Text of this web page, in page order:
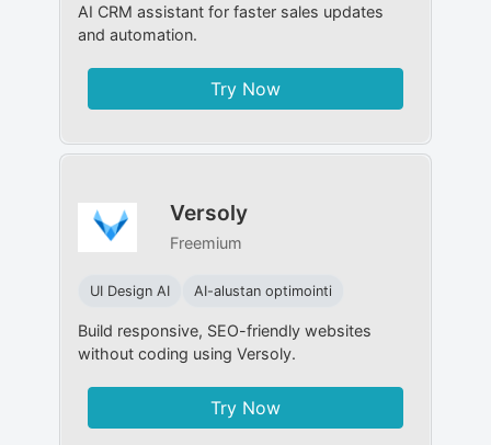
AI CRM assistant for faster sales updates
and automation.
Try Now
Versoly
Freemium
UI Design AI AI-alustan optimointi
Build responsive, SEO-friendly websites
without coding using Versoly.
Try Now